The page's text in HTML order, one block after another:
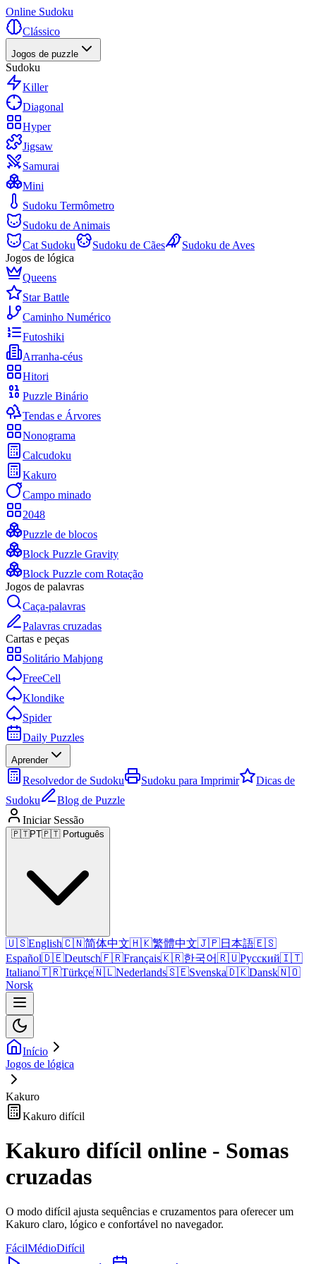
Online Sudoku
Clássico
Jogos de puzzle
Sudoku
Killer
Diagonal
Hyper
Jigsaw
Samurai
Mini
Sudoku Termômetro
Sudoku de Animais
Cat Sudoku
Sudoku de Cães
Sudoku de Aves
Jogos de lógica
Queens
Star Battle
Caminho Numérico
Futoshiki
Arranha-céus
Hitori
Puzzle Binário
Tendas e Árvores
Nonograma
Calcudoku
Kakuro
Campo minado
2048
Puzzle de blocos
Block Puzzle Gravity
Block Puzzle com Rotação
Jogos de palavras
Caça-palavras
Palavras cruzadas
Cartas e peças
Solitário Mahjong
FreeCell
Klondike
Spider
Daily Puzzles
Aprender
Resolvedor de Sudoku Sudoku para Imprimir
Dicas de
Sudoku
Blog de Puzzle
Iniciar Sessão
🇵🇹PT🇵🇹 Português
🇺🇸English🇨🇳简体中文🇭🇰繁體中文🇯🇵日本語🇪🇸
Español🇩🇪Deutsch🇫🇷Français🇰🇷한국어🇷🇺Русский🇮🇹
Italiano🇹🇷Türkçe🇳🇱Nederlands🇸🇪Svenska🇩🇰Dansk🇳🇴
Norsk
Início
Jogos de lógica
Kakuro
Kakuro difícil
Kakuro difícil online - Somas
cruzadas
O modo difícil ajusta sequências e cruzamentos para oferecer um
Kakuro claro, lógico e confortável no navegador.
FácilMédioDifícil